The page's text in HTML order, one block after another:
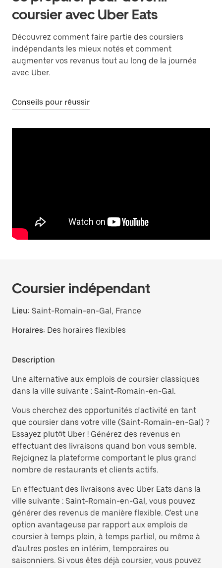
coursier avec Uber Eats
Découvrez comment faire partie des coursiers
indépendants les mieux notés et comment
augmenter vos revenus tout au long de la journée
avec Uber.
Conseils pour réussir
Coursier indépendant
Lieu: Saint-Romain-en-Gal, France
Horaires: Des horaires flexibles
Description
Une alternative aux emplois de coursier classiques
dans la ville suivante : Saint-Romain-en-Gal.
Vous cherchez des opportunités d'activité en tant
que coursier dans votre ville (Saint-Romain-en-Gal) ?
Essayez plutôt Uber ! Générez des revenus en
effectuant des livraisons quand bon vous semble.
Rejoignez la plateforme comportant le plus grand
nombre de restaurants et clients actifs.
En effectuant des livraisons avec Uber Eats dans la
ville suivante : Saint-Romain-en-Gal, vous pouvez
générer des revenus de manière flexible. C'est une
option avantageuse par rapport aux emplois de
coursier à temps plein, à temps partiel, ou même à
d'autres postes en intérim, temporaires ou
saisonniers. Si vous êtes déjà coursier, vous pouvez